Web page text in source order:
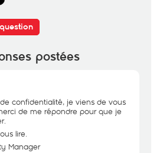
postées
confidentialité, je viens de vous
de me répondre pour que je
lire.
Manager